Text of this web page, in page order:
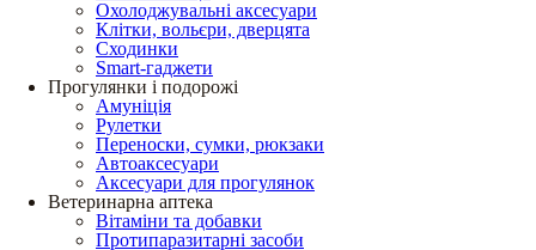
Охолоджувальні аксесуари
Клітки, вольєри, дверцята
Сходинки
Smart-гаджети
Прогулянки і подорожі
Амуніція
Рулетки
Переноски, сумки, рюкзаки
Автоаксесуари
Аксесуари для прогулянок
Ветеринарна аптека
Вітаміни та добавки
Протипаразитарні засоби